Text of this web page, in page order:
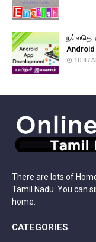
Android
10:47
There are lots of
Tamil Nadu. You can
home.
CATEGORIES